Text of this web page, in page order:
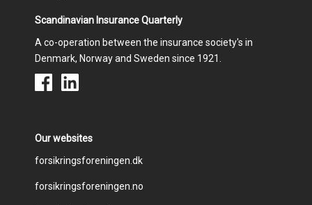
Scandinavian Insurance Quarterly
A co-operation between the insurance society's in
Denmark, Norway and Sweden since 1921.
Our websites
Footer
menu
forsikringsforeningen.dk
forsikringsforeningen.no